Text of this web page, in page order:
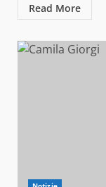
Read More